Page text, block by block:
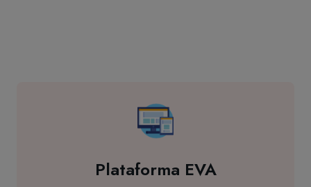
Plataforma EVA